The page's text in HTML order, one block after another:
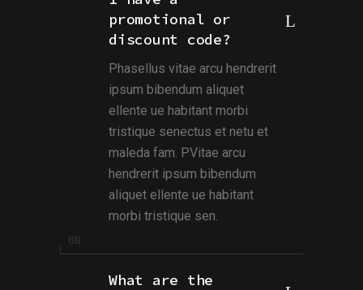
promotional or
discount code?
Phasellus vitae arcu hendrerit
ipsum bibendum aliquet
ellente ue habitant morbi
tristique senectus et netu et
maleda fam. PVitae arcu
hendrerit ipsum bibendum
aliquet ellente ue habitant
morbi tristique sen.
What are the